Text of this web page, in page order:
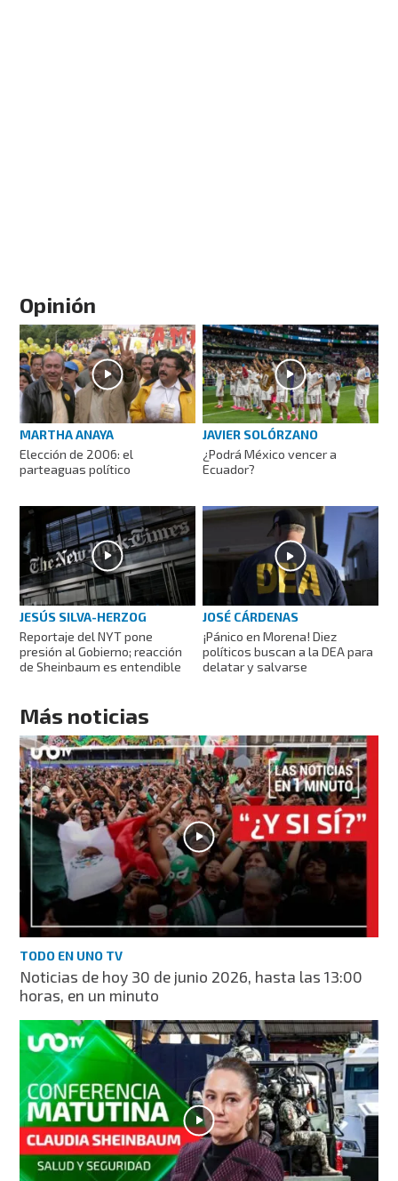
Opinión
MARTHA ANAYA
Elección de 2006: el
parteaguas político
JAVIER SOLÓRZANO
¿Podrá México vencer a
Ecuador?
JESÚS SILVA-HERZOG
Reportaje del NYT pone
presión al Gobierno; reacción
de Sheinbaum es entendible
JOSÉ CÁRDENAS
¡Pánico en Morena! Diez
políticos buscan a la DEA para
delatar y salvarse
Más noticias
TODO EN UNO TV
Noticias de hoy 30 de junio 2026, hasta las 13:00
horas, en un minuto